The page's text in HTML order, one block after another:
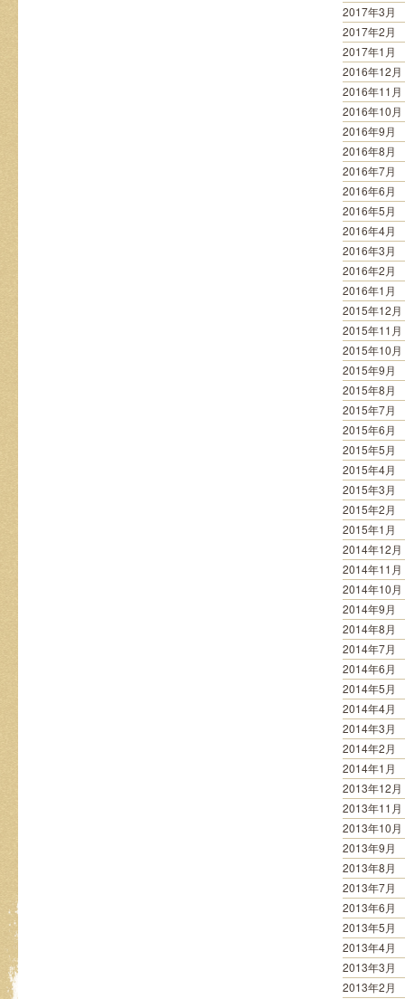
2017年3月
2017年2月
2017年1月
2016年12月
2016年11月
2016年10月
2016年9月
2016年8月
2016年7月
2016年6月
2016年5月
2016年4月
2016年3月
2016年2月
2016年1月
2015年12月
2015年11月
2015年10月
2015年9月
2015年8月
2015年7月
2015年6月
2015年5月
2015年4月
2015年3月
2015年2月
2015年1月
2014年12月
2014年11月
2014年10月
2014年9月
2014年8月
2014年7月
2014年6月
2014年5月
2014年4月
2014年3月
2014年2月
2014年1月
2013年12月
2013年11月
2013年10月
2013年9月
2013年8月
2013年7月
2013年6月
2013年5月
2013年4月
2013年3月
2013年2月